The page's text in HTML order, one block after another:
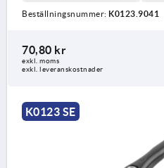
Beställningsnummer: K0123.9041
70,80 kr
exkl. moms
exkl. leveranskostnader
K0123 SE